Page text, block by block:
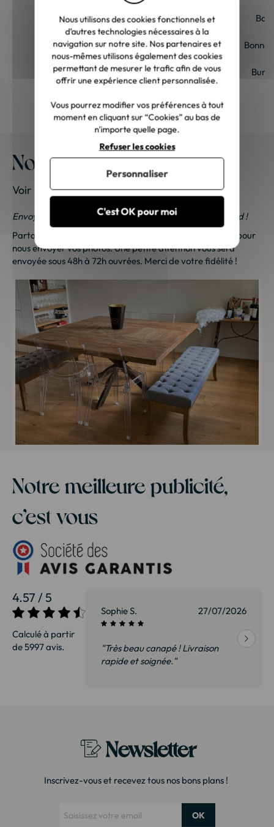
Armoire Bois massif
Bibliothèque Bois massif
Buffet Bois massif
Canapé Bois massif
Commode Bois massif
Console Bois massif
Meuble TV Bois massif
Meuble de cuisine Bois massif
Meuble house : Meuble design pour la maison Meuble à
Table de repas Bois massif
Tabouret Bois massif
Nos meubles chez vous
Voir les photos de nos clients
Envoyez-nous vos photos ; une petite surprise vous attend !
Partagez vos photos et recevez une surprise !
pour
nous envoyer vos photos. Une petite attention vous sera
envoyée sous 48h à 72h ouvrées. Merci de votre fidélité !
Notre meilleure publicité,
c’est vous
4.57 / 5
Calculé à partir
de 5997 avis.
27/07/2026 Sophie S. 27/07/2026
"Très beau canapé ! Livraison
rapide et soignée."
Newsletter
Inscrivez-vous et recevez tous nos bons plans !
OK
Nous utilisons des cookies fonctionnels et
d’autres technologies nécessaires à la
navigation sur notre site. Nos partenaires et
nous-mêmes utilisons également des cookies
permettant de mesurer le trafic afin de vous
offrir une expérience client personnalisée.
Vous pourrez modifier vos préférences à tout
moment en cliquant sur “Cookies” au bas de
n'importe quelle page.
C'est OK pour moi
Refuser les cookies
Personnaliser